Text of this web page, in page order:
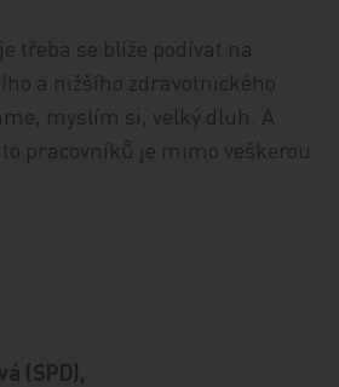
třeba se blíže podívat na
a nižšího zdravotnického
myslím si, velký dluh. A
pracovníků je mimo veškerou
(SPD),